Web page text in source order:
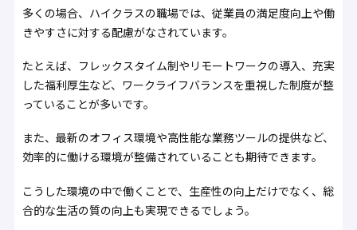
多くの場合、ハイクラスの職場では、従業員の満足度向上や働
きやすさに対する配慮がなされています。
たとえば、フレックスタイム制やリモートワークの導入、充実
した福利厚生など、ワークライフバランスを重視した制度が整
っていることが多いです。
また、最新のオフィス環境や高性能な業務ツールの提供など、
効率的に働ける環境が整備されていることも期待できます。
こうした環境の中で働くことで、生産性の向上だけでなく、総
合的な生活の質の向上も実現できるでしょう。